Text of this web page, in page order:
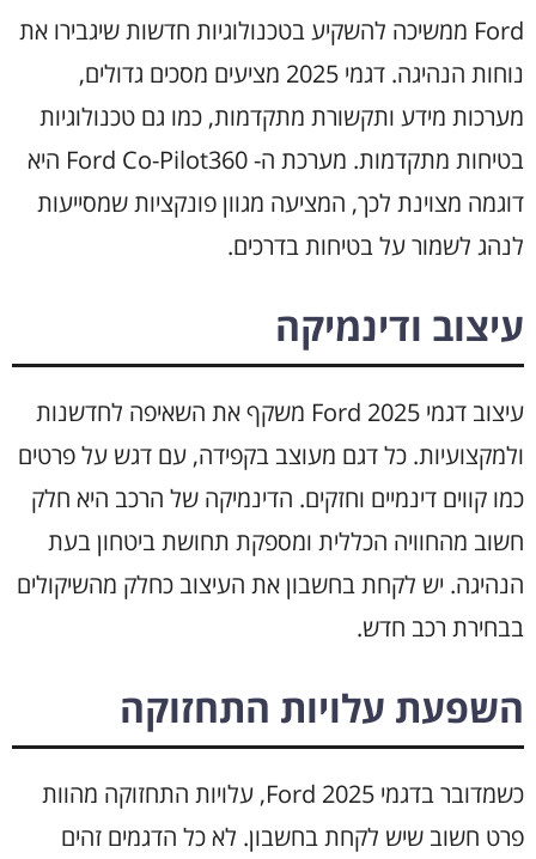
Ford ממשיכה להשקיע בטכנולוגיות חדשות שיגבירו את
נוחות הנהיגה. דגמי 2025 מציעים מסכים גדולים,
מערכות מידע ותקשורת מתקדמות, כמו גם טכנולוגיות
בטיחות מתקדמות. מערכת ה- Ford Co-Pilot360 היא
דוגמה מצוינת לכך, המציעה מגוון פונקציות שמסייעות
לנהג לשמור על בטיחות בדרכים.
עיצוב ודינמיקה
עיצוב דגמי Ford 2025 משקף את השאיפה לחדשנות
ולמקצועיות. כל דגם מעוצב בקפידה, עם דגש על פרטים
כמו קווים דינמיים וחזקים. הדינמיקה של הרכב היא חלק
חשוב מהחוויה הכללית ומספקת תחושת ביטחון בעת
הנהיגה. יש לקחת בחשבון את העיצוב כחלק מהשיקולים
בבחירת רכב חדש.
השפעת עלויות התחזוקה
כשמדובר בדגמי Ford 2025, עלויות התחזוקה מהוות
פרט חשוב שיש לקחת בחשבון. לא כל הדגמים זהים